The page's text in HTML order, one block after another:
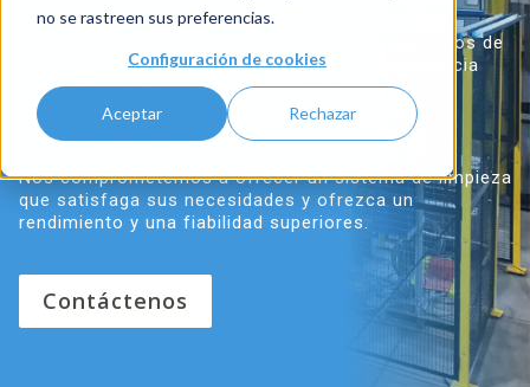
no se rastreen sus preferencias.
Configuración de cookies
Aceptar Rechazar
Desde 1975, PROCECO ha diseñado más de 5.000
sistemas de limpieza para satisfacer los requisitos de
rendimiento más exigentes. Esta amplia experiencia
intersectorial es una parte importante de nuestra
capacidad para responder a las necesidades de
nuestros clientes con soluciones innovadoras.
Nos comprometemos a ofrecer un sistema de limpieza
que satisfaga sus necesidades y ofrezca un
rendimiento y una fiabilidad superiores.
Contáctenos